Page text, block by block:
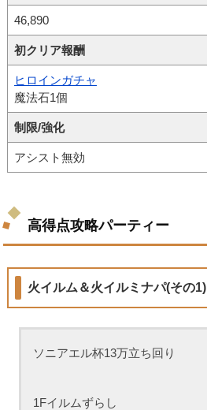
46,890
初クリア報酬
ヒロインガチャ
魔法石1個
制限/強化
アシスト無効
高得点攻略パーティー
火イルム＆火イルミナパ(その1)
ソニアエル杯13万立ち回り
1Fイルムずらし